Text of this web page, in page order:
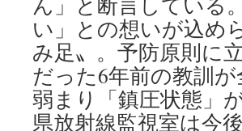
い」との想いが込め
み足〟。予防原則に
だった6年前の教訓
弱まり「鎮圧状態」
県放射線監視室は今